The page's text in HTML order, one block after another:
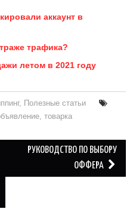
аккаунт в
трафика?
летом в 2021 году
,
Полезные статьи
,товарка
РУКОВОДСТВО ПО ВЫБОРУ
ОФФЕРА